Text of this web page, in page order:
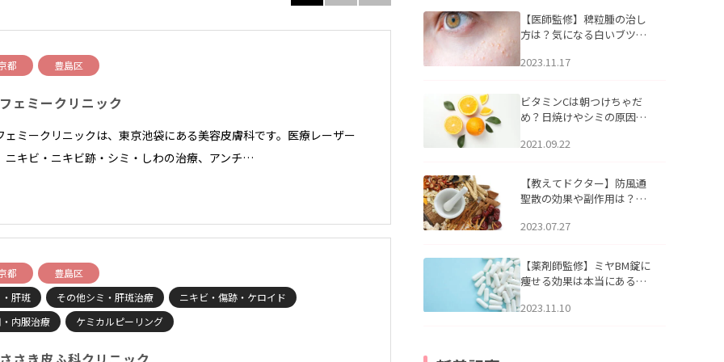
都 豊島区
ェミークリニック
ェミークリニックは、東京池袋にある美容皮膚科です。医療レーザー
ニキビ・ニキビ跡・シミ・しわの治療、アンチ…
都
豊島区
肝斑
その他シミ・肝斑治療
ニキビ・傷跡・ケロイド
内服治療
ケミカルピーリング
【医師監修】稗粒腫の治し
方は？気になる白いブツブ
アについて
2023.11.17
ビタミンCは朝つけちゃだ
め？日焼けやシミの原因に
2021.09.22
【教えてドクター】防風通
聖散の効果や副作用は？長
2023.07.27
【薬剤師監修】ミヤBM錠に
痩せる効果は本当にある
2023.11.10